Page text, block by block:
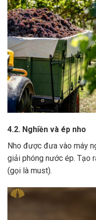
4.2. Nghiền và ép nho
Nho được đưa vào máy
giải phóng nước ép. Tạo
(gọi là must).